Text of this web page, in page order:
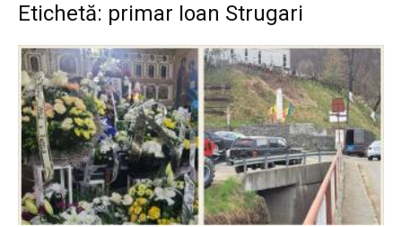
Etichetă: primar Ioan Strugari